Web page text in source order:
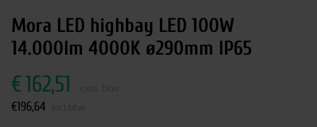
Mora LED highbay LED 100W
14.000lm 4000K ø290mm IP65
€162,51
€196,64